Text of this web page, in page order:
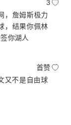
3
，詹姆斯极力
，结果你佩林
你湖人
首赞
又不是自由球